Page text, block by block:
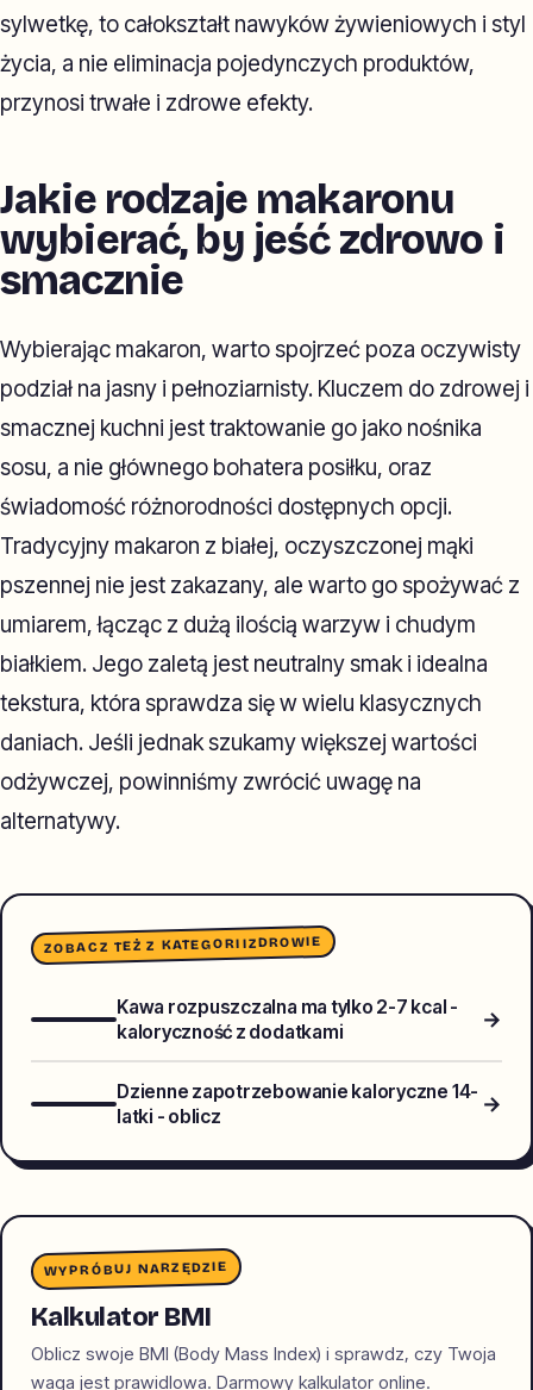
sylwetkę, to całokształt nawyków żywieniowych i styl
życia, a nie eliminacja pojedynczych produktów,
przynosi trwałe i zdrowe efekty.
Jakie rodzaje makaronu
wybierać, by jeść zdrowo i
smacznie
Wybierając makaron, warto spojrzeć poza oczywisty
podział na jasny i pełnoziarnisty. Kluczem do zdrowej i
smacznej kuchni jest traktowanie go jako nośnika
sosu, a nie głównego bohatera posiłku, oraz
świadomość różnorodności dostępnych opcji.
Tradycyjny makaron z białej, oczyszczonej mąki
pszennej nie jest zakazany, ale warto go spożywać z
umiarem, łącząc z dużą ilością warzyw i chudym
białkiem. Jego zaletą jest neutralny smak i idealna
tekstura, która sprawdza się w wielu klasycznych
daniach. Jeśli jednak szukamy większej wartości
odżywczej, powinniśmy zwrócić uwagę na
alternatywy.
ZOBACZ TEŻ Z KATEGORIIZDROWIE
Kawa rozpuszczalna ma tylko 2-7 kcal -
kaloryczność z dodatkami
→
Dzienne zapotrzebowanie kaloryczne 14-
latki - oblicz
→
WYPRÓBUJ NARZĘDZIE
Kalkulator BMI
Oblicz swoje BMI (Body Mass Index) i sprawdz, czy Twoja
waga jest prawidlowa. Darmowy kalkulator online.